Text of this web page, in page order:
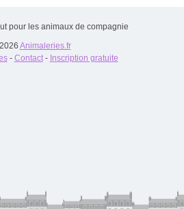
pour les animaux de compagnie
Animaleries.fr
- Contact- Inscription gratuite